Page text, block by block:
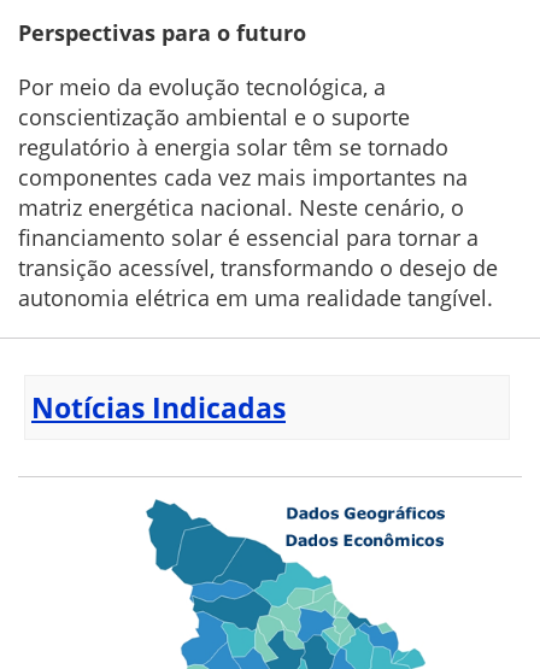
Perspectivas para o futuro
Por meio da evolução tecnológica, a
conscientização ambiental e o suporte
regulatório à energia solar têm se tornado
componentes cada vez mais importantes na
matriz energética nacional. Neste cenário, o
financiamento solar é essencial para tornar a
transição acessível, transformando o desejo de
autonomia elétrica em uma realidade tangível.
Notícias Indicadas